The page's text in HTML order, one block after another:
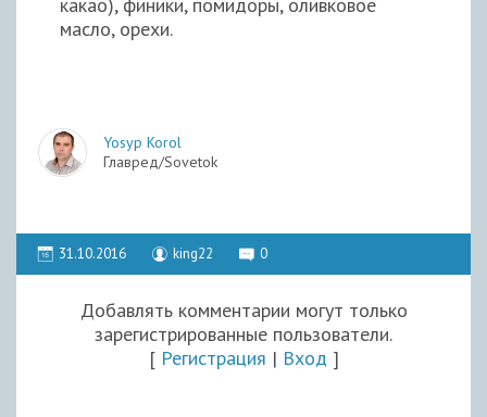
масло, орехи.
Yosyp Korol
Главред/Sovetok
31.10.2016 king22 0
Добавлять комментарии могут только
зарегистрированные пользователи.
[ Регистрация | Вход ]